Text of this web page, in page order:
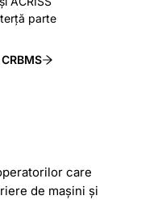
parte
care
de mașini și